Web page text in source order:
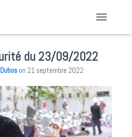
du 23/09/2022
on 21 septembre 2022